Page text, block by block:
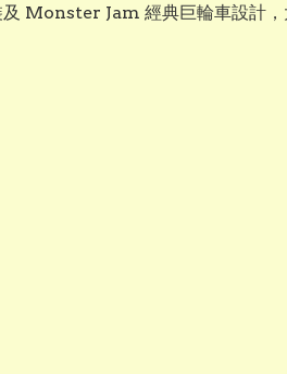
Jam 經典巨輪車設計，